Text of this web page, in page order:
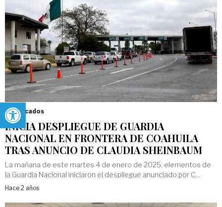
Abrir barra de herramientas
Destacados
INICIA DESPLIEGUE DE GUARDIA
NACIONAL EN FRONTERA DE COAHUILA
TRAS ANUNCIO DE CLAUDIA SHEINBAUM
La mañana de este martes 4 de enero de 2025, elementos de
la Guardia Nacional iniciaron el despliegue anunciado por C...
Hace 2 años